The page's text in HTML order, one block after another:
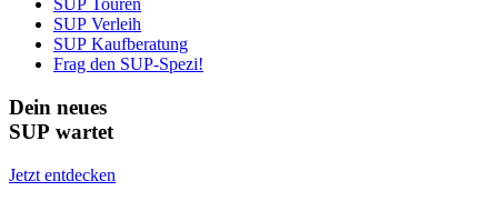
SUP Touren
SUP Verleih
SUP Kaufberatung
Frag den SUP-Spezi!
Dein neues
SUP wartet
Jetzt entdecken